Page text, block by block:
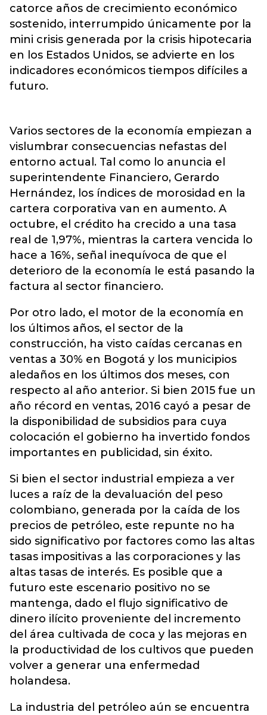
catorce años de crecimiento económico
sostenido, interrumpido únicamente por la
mini crisis generada por la crisis hipotecaria
en los Estados Unidos, se advierte en los
indicadores económicos tiempos difíciles a
futuro.
Varios sectores de la economía empiezan a
vislumbrar consecuencias nefastas del
entorno actual. Tal como lo anuncia el
superintendente Financiero, Gerardo
Hernández, los índices de morosidad en la
cartera corporativa van en aumento. A
octubre, el crédito ha crecido a una tasa
real de 1,97%, mientras la cartera vencida lo
hace a 16%, señal inequívoca de que el
deterioro de la economía le está pasando la
factura al sector financiero.
Por otro lado, el motor de la economía en
los últimos años, el sector de la
construcción, ha visto caídas cercanas en
ventas a 30% en Bogotá y los municipios
aledaños en los últimos dos meses, con
respecto al año anterior. Si bien 2015 fue un
año récord en ventas, 2016 cayó a pesar de
la disponibilidad de subsidios para cuya
colocación el gobierno ha invertido fondos
importantes en publicidad, sin éxito.
Si bien el sector industrial empieza a ver
luces a raíz de la devaluación del peso
colombiano, generada por la caída de los
precios de petróleo, este repunte no ha
sido significativo por factores como las altas
tasas impositivas a las corporaciones y las
altas tasas de interés. Es posible que a
futuro este escenario positivo no se
mantenga, dado el flujo significativo de
dinero ilícito proveniente del incremento
del área cultivada de coca y las mejoras en
la productividad de los cultivos que pueden
volver a generar una enfermedad
holandesa.
La industria del petróleo aún se encuentra